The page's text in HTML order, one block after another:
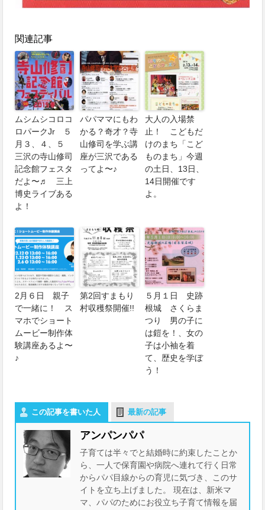
関連記事
ムシムシコロコ
ロパークJr ５
月３、４、５
三沢の寺山修司
記念館フェスタ
だよ〜♬ 三上
博史ライブある
よ！
パパママにもわ
かる？奇才？寺
山修司を学ぶ講
座が三沢である
ってよ〜♪
大人の入場禁
止！ こどもだ
けのまち「こど
ものまち」今週
の土日、13日、
14日開催です
よ。
2月６日 親子
で一緒に！ ス
マホでショート
ムービー制作体
験講座あるよ〜
♪
第2回すまもり
村収穫祭開催!!
５月１日 史跡
根城 さくらま
つり 男の子に
は鎧を！、女の
子は小袖を着
て、歴史を学ぼ
う！
この記事を書いた人 最新の記事
アンパンパパ
子育ては半々でと結婚時に約束したことか
ら、一人で保育園や病院へ連れて行く日常
からパパ目線からの育児に気づき、このサ
イトを立ち上げました。 現在は、新米マ
マ、パパのためにお役立ち子育て情報を届